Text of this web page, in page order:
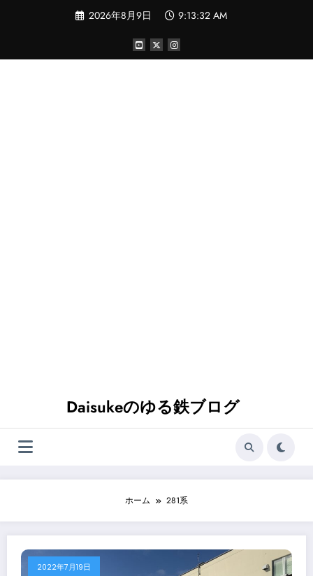
ツ
2026年8月9日 9:13:32 AM
Daisukeのゆる鉄ブログ
ホーム 281系
2022年7月19日